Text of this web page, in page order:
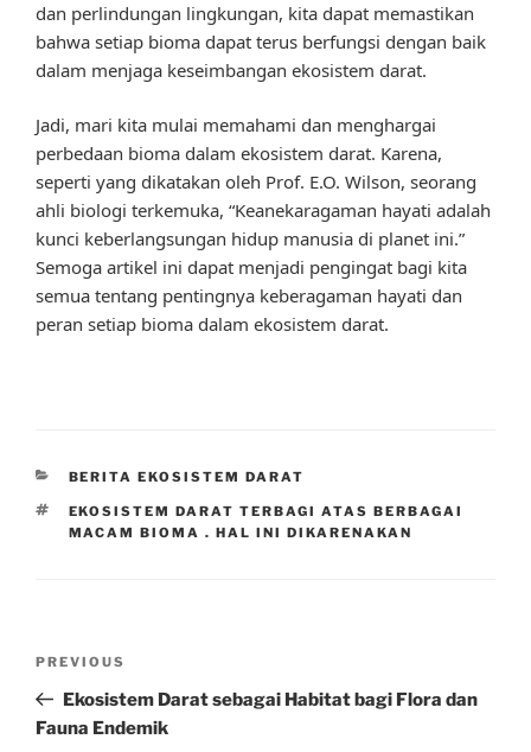
dan perlindungan lingkungan, kita dapat memastikan
bahwa setiap bioma dapat terus berfungsi dengan baik
dalam menjaga keseimbangan ekosistem darat.
Jadi, mari kita mulai memahami dan menghargai
perbedaan bioma dalam ekosistem darat. Karena,
seperti yang dikatakan oleh Prof. E.O. Wilson, seorang
ahli biologi terkemuka, “Keanekaragaman hayati adalah
kunci keberlangsungan hidup manusia di planet ini.”
Semoga artikel ini dapat menjadi pengingat bagi kita
semua tentang pentingnya keberagaman hayati dan
peran setiap bioma dalam ekosistem darat.
CATEGORIES
BERITA EKOSISTEM DARAT
TAGS
EKOSISTEM DARAT TERBAGI ATAS BERBAGAI
MACAM BIOMA . HAL INI DIKARENAKAN
Previous
Post
PREVIOUS
Ekosistem Darat sebagai Habitat bagi Flora dan
Fauna Endemik